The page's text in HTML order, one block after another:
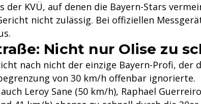
der KVÜ, auf denen die Bayern-Stars
nicht zulässig. Bei offiziellen
Nicht nur Olise zu
nach nicht der einzige Bayern-Profi, der
von 30 km/h offenbar ignorierte.
Leroy Sane (50 km/h), Raphael